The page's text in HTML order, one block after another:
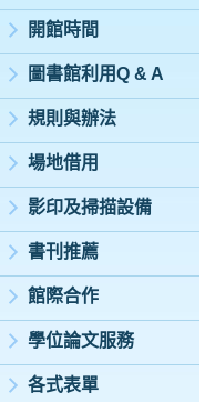
開館時間
圖書館利用Q & A
規則與辦法
場地借用
影印及掃描設備
書刊推薦
館際合作
學位論文服務
各式表單